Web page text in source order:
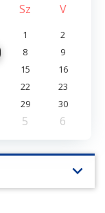
Sz
V
1
2
8
9
15
16
22
23
29
30
5 6
expand_more